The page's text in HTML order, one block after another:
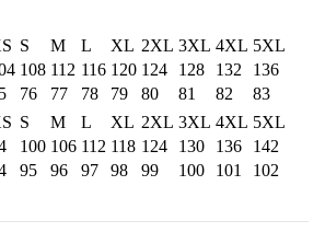
S M L XL 2XL 3XL 4XL 5XL
108 112 116 120 124 128 132
136
76 77 78 79 80 81 82
83
S M L XL 2XL 3XL 4XL 5XL
100 106 112 118 124 130 136
142
95 96 97 98 99 100 101
102